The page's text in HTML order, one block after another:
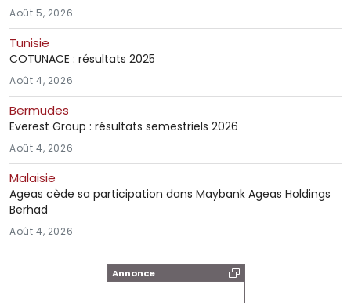
Annonce
Août 5, 2026
Tunisie
COTUNACE : résultats 2025
Août 4, 2026
Bermudes
Everest Group : résultats semestriels 2026
Août 4, 2026
Malaisie
Ageas cède sa participation dans Maybank Ageas Holdings
Berhad
Août 4, 2026